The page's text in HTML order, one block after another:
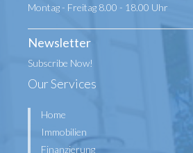
Montag - Freitag 8.00 - 18.00 Uhr
Newsletter
Subscribe Now!
Our Services
Home
Immobilien
Finanzierung